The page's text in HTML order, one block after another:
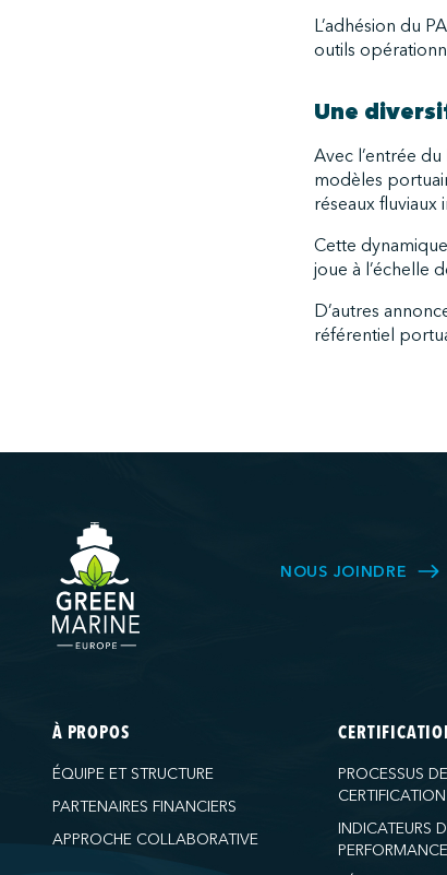
L’adhésion du
outils
Une
Avec l’entrée
modèles
réseaux fluviaux
Cette
joue à l’échelle
D’autres
référentiel
NOUS JOINDRE
À PROPOS
ÉQUIPE ET STRUCTURE
PARTENAIRES FINANCIERS
APPROCHE COLLABORATIVE
PROCESSUS DE
CERTIFICATION
INDICATEURS
PERFORMANCE